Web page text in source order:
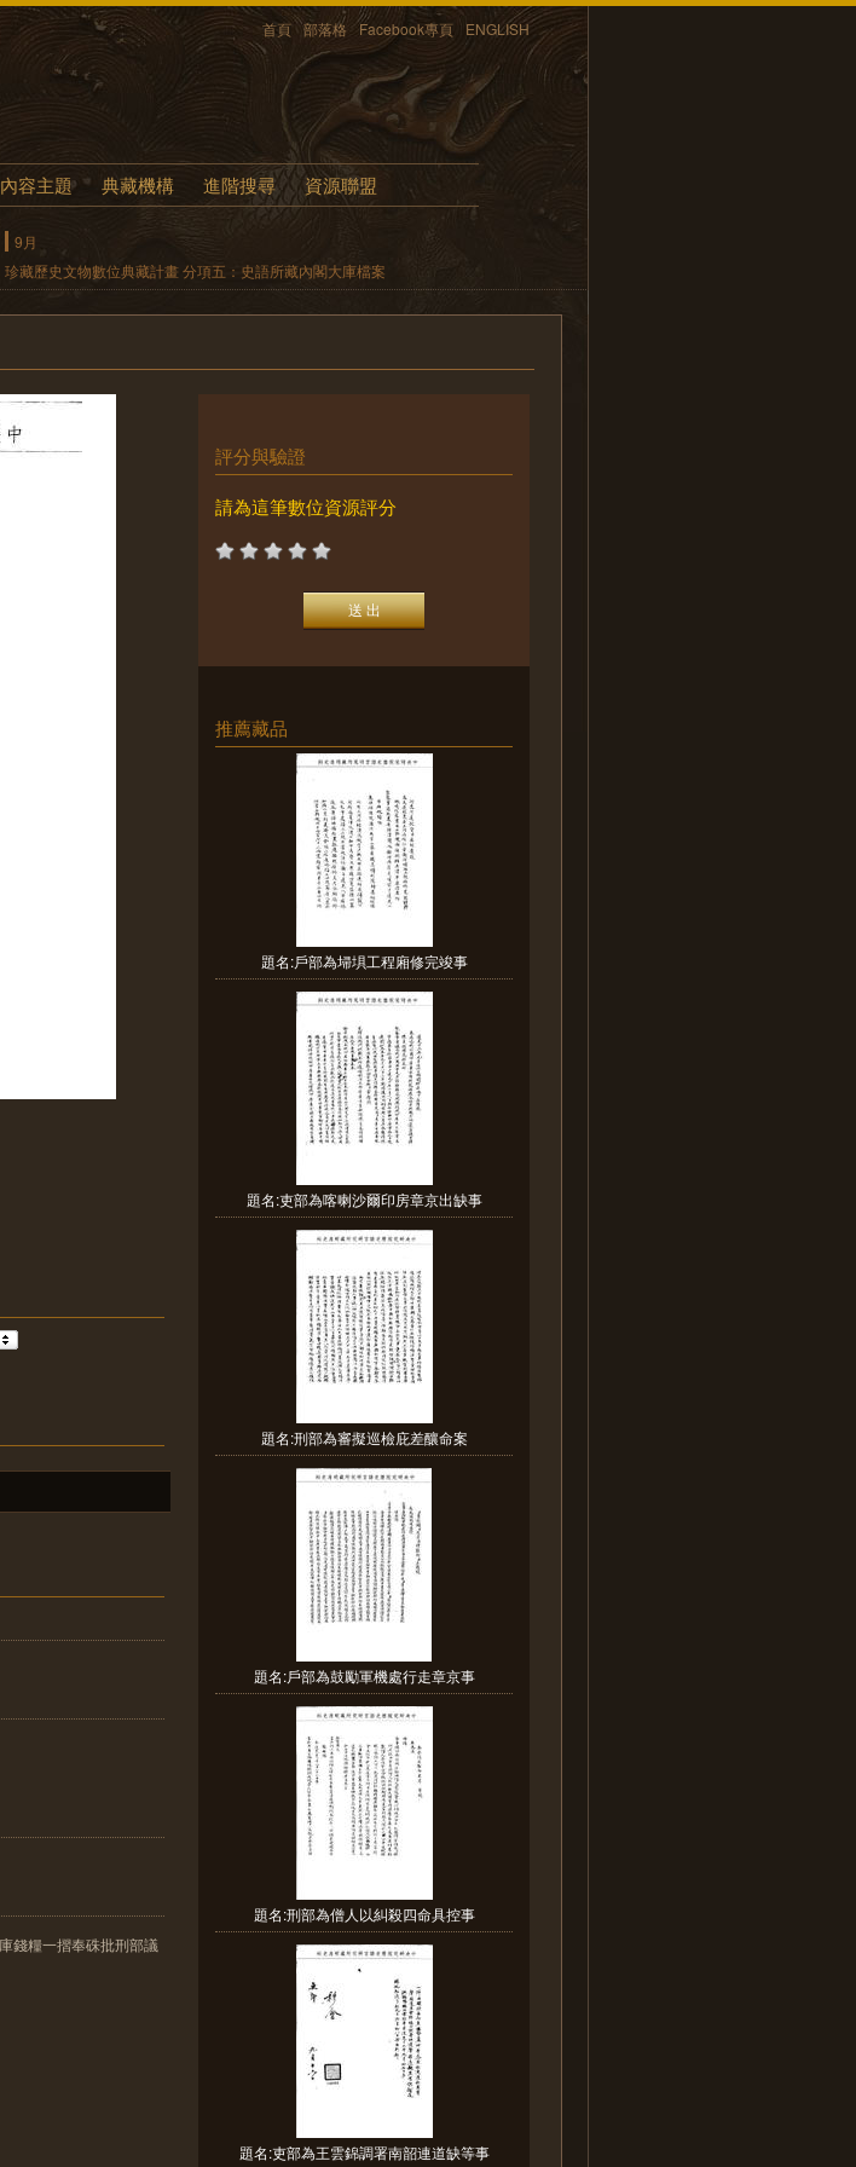
首頁 部落格 Facebook專頁 ENGLISH
內容主題 典藏機構 進階搜尋 資源聯盟
9月
珍藏歷史文物數位典藏計畫 分項五：史語所藏內閣大庫檔案
錢糧一摺奉硃批刑部議
評分與驗證
請為這筆數位資源評分
推薦藏品
題名:戶部為埽埧工程廂修完竣事
題名:吏部為喀喇沙爾印房章京出缺事
題名:刑部為審擬巡檢庇差釀命案
題名:戶部為鼓勵軍機處行走章京事
題名:刑部為僧人以糾殺四命具控事
題名:吏部為王雲錦調署南韶連道缺等事